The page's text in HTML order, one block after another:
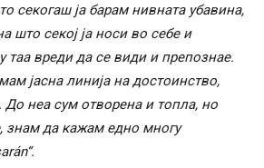
секогаш ја барам нивната убавина,
што секој ја носи во себе и
таа вреди да се види и препознае.
јасна линија на достоинство,
До неа сум отворена и топла, но
знам да кажам едно многу